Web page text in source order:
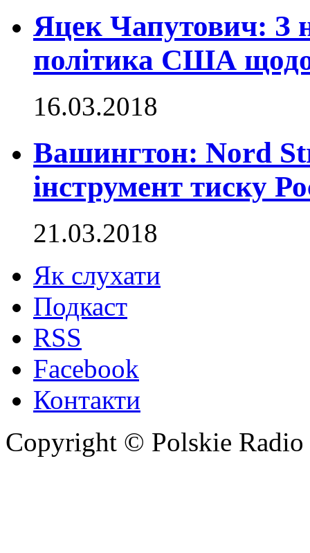
Яцек Чапутович: З
політика США щодо
16.03.2018
Вашингтон: Nord
інструмент тиску
21.03.2018
Як слухати
Подкаст
RSS
Facebook
Контакти
Copyright © Polskie